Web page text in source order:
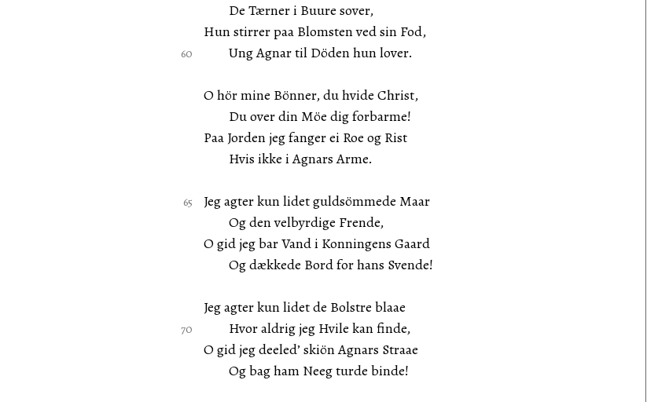
De Tærner i Buure sover,
Hun stirrer paa Blomsten ved sin Fod,
Ung Agnar til Döden hun lover.
O hör mine Bönner, du hvide Christ,
Du over din Möe dig forbarme!
Paa Jorden jeg fanger ei Roe og Rist
Hvis ikke i Agnars Arme.
Jeg agter kun lidet guldsömmede Maar
Og den velbyrdige Frende,
O gid jeg bar Vand i Konningens Gaard
Og dækkede Bord for hans Svende!
Jeg agter kun lidet de Bolstre blaae
Hvor aldrig jeg Hvile kan finde,
O gid jeg deeled’ skiön Agnars Straae
Og bag ham Neeg turde binde!